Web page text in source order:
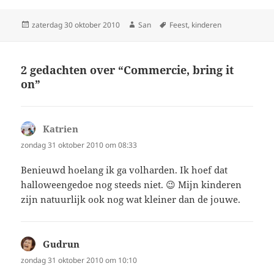
Geplaatst
zaterdag 30 oktober 2010 Auteur
San Tags
Feest, kinderen
2 gedachten over “Commercie, bring it
on”
Katrien
zondag 31 oktober 2010 om 08:33
Benieuwd hoelang ik ga volharden. Ik hoef dat
halloweengedoe nog steeds niet. 😉 Mijn kinderen
zijn natuurlijk ook nog wat kleiner dan de jouwe.
Gudrun
zondag 31 oktober 2010 om 10:10